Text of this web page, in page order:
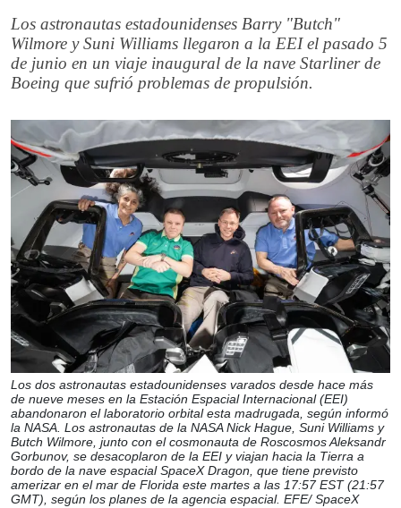
Los astronautas estadounidenses Barry "Butch"
Wilmore y Suni Williams llegaron a la EEI el pasado 5
de junio en un viaje inaugural de la nave Starliner de
Boeing que sufrió problemas de propulsión.
Los dos astronautas estadounidenses varados desde hace más
de nueve meses en la Estación Espacial Internacional (EEI)
abandonaron el laboratorio orbital esta madrugada, según informó
la NASA. Los astronautas de la NASA Nick Hague, Suni Williams y
Butch Wilmore, junto con el cosmonauta de Roscosmos Aleksandr
Gorbunov, se desacoplaron de la EEI y viajan hacia la Tierra a
bordo de la nave espacial SpaceX Dragon, que tiene previsto
amerizar en el mar de Florida este martes a las 17:57 EST (21:57
GMT), según los planes de la agencia espacial. EFE/ SpaceX